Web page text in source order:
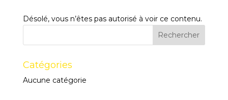
Désolé, vous n’êtes pas autorisé à voir ce contenu.
Catégories
Aucune catégorie